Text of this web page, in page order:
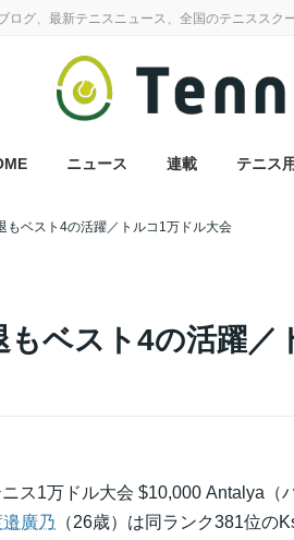
グ、最新テニスニュース、全国のテニスス
ニュース 連載 テニス
ベスト4の活躍／
もベスト4の活躍／トルコ1万ドル大会
ス1万ドル大会 $10,000 Antalya（
廣乃 （26歳）は同ランク381位の